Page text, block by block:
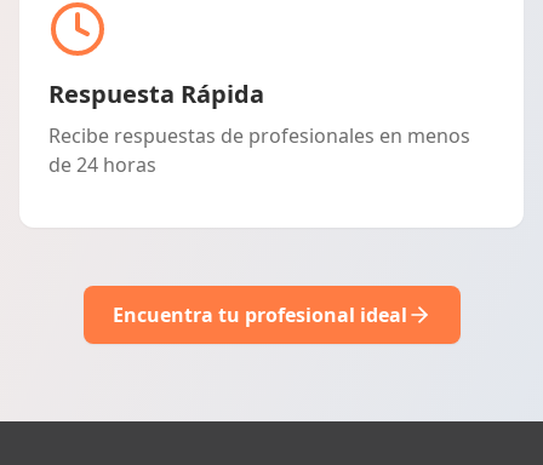
Respuesta Rápida
Recibe respuestas de profesionales en menos
de 24 horas
Encuentra tu profesional ideal